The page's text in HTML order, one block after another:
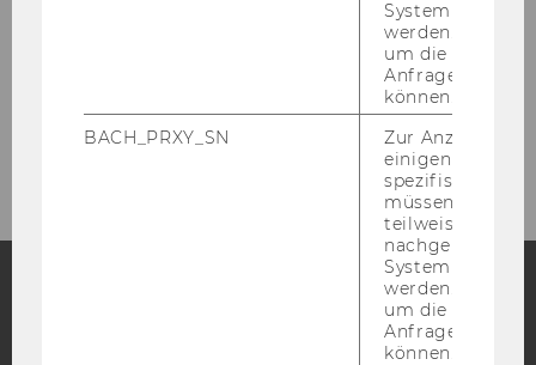
NPO-Forum 2026: Anmeldung und Preise
NPO-Forum: Veranstaltungsort
Blog
System
werden.
um die Antwort
Anfrage
können.
BACH_PRXY_SN
Zur Anzeige von
einigen WU-
spezifischen
müssen
teilweise von
nachgelagerten
System
werden.
um die Antwort
Anfrage
können.